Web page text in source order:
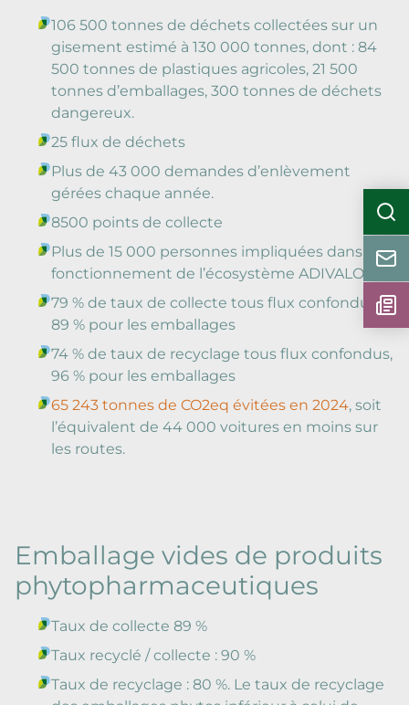
106 500 tonnes de déchets collectées sur un
gisement estimé à 130 000 tonnes, dont : 84
500 tonnes de plastiques agricoles, 21 500
tonnes d’emballages, 300 tonnes de déchets
dangereux.
25 flux de déchets
Plus de 43 000 demandes d’enlèvement
gérées chaque année.
8500 points de collecte
Plus de 15 000 personnes impliquées dans le
fonctionnement de l’écosystème ADIVALOR
79 % de taux de collecte tous flux confondus,
89 % pour les emballages
74 % de taux de recyclage tous flux confondus,
96 % pour les emballages
65 243 tonnes de CO2eq évitées en 2024, soit
l’équivalent de 44 000 voitures en moins sur
les routes.
Emballage vides de produits
phytopharmaceutiques
Taux de collecte 89 %
Taux recyclé / collecte : 90 %
Taux de recyclage : 80 %. Le taux de recyclage